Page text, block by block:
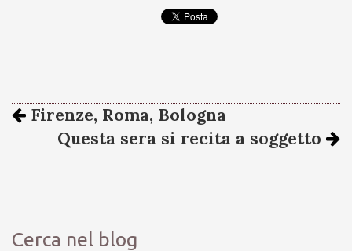
Firenze, Roma, Bologna
Questa sera si recita a soggetto
Cerca nel blog